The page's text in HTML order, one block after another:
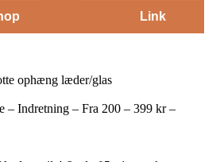
Link
ophæng læder/glas
– Indretning – Fra 200 – 399 kr –